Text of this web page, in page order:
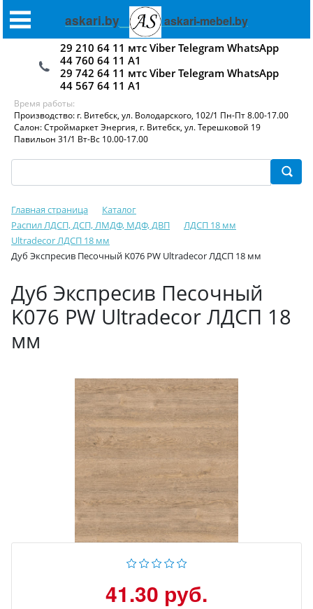
askari.by askari-mebel.by
29 210 64 11 мтс Viber Telegram WhatsApp
44 760 64 11 А1
29 742 64 11 мтс Viber Telegram WhatsApp
44 567 64 11 А1
Время работы:
Производство: г. Витебск, ул. Володарского, 102/1 Пн-Пт 8.00-17.00
Салон: Строймаркет Энергия, г. Витебск, ул. Терешковой 19
Павильон 31/1 Вт-Вс 10.00-17.00
Главная страница
Каталог
Распил ЛДСП, ДСП, ЛМДФ, МДФ, ДВП
ЛДСП 18 мм
Ultradecor ЛДСП 18 мм
Дуб Экспресив Песочный K076 PW Ultradecor ЛДСП 18 мм
Дуб Экспресив Песочный
K076 PW Ultradecor ЛДСП 18
мм
41.30 руб.